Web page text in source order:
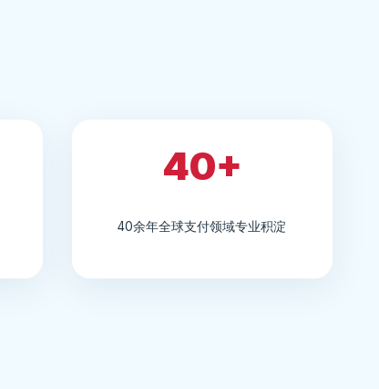
40+
40余年全球支付领域专业积淀